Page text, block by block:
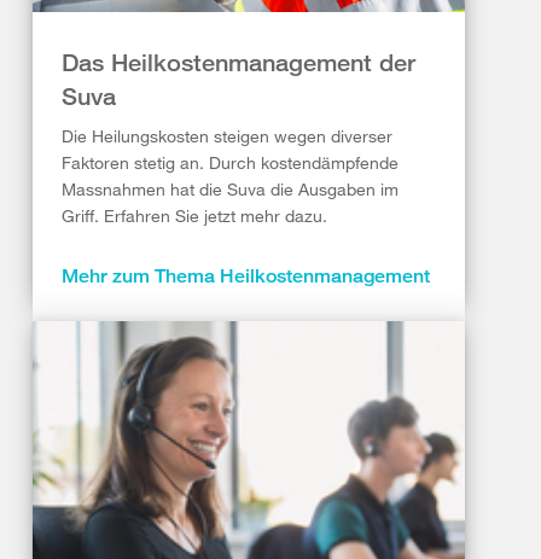
Das Heilkostenmanagement der
Suva
Die Heilungskosten steigen wegen diverser
Faktoren stetig an. Durch kostendämpfende
Massnahmen hat die Suva die Ausgaben im
Griff. Erfahren Sie jetzt mehr dazu.
Mehr zum Thema Heilkostenmanagement